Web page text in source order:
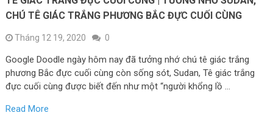
CHÚ TÊ GIÁC TRẮNG PHƯƠNG BẮC ĐỰC CUỐI CÙNG
Tháng 12 19, 2020 0
Google Doodle ngày hôm nay đã tưởng nhớ chú tê giác trắng
phương Bắc đực cuối cùng còn sống sót, Sudan, Tê giác trắng
đực cuối cùng được biết đến như một “người khổng lồ …
Read More